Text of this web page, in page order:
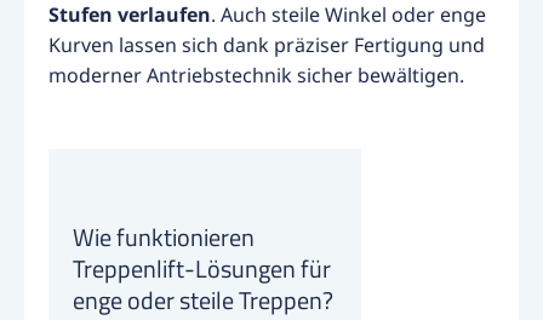
Stufen verlaufen. Auch steile Winkel oder enge
Kurven lassen sich dank präziser Fertigung und
moderner Antriebstechnik sicher bewältigen.
Wie funktionieren
Treppenlift-Lösungen für
enge oder steile Treppen?